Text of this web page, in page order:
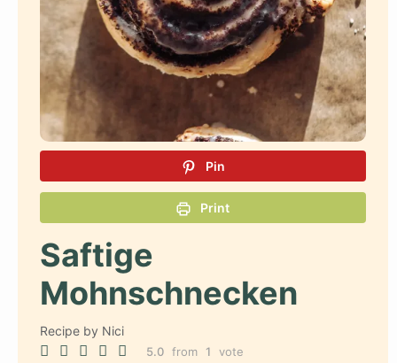
Pin
Print
Saftige
Mohnschnecken
Recipe by Nici
5.0 from 1 vote